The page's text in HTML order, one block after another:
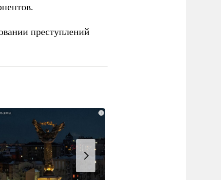
преступлений
i